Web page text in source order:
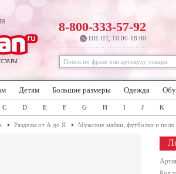
8-800-333-57-92
ПН-ПТ, 10:00-18:00
Детям Большие размеры Одежда
C D E F G H I J K
Разделы от А до Я Мужские майки, футболки и поло